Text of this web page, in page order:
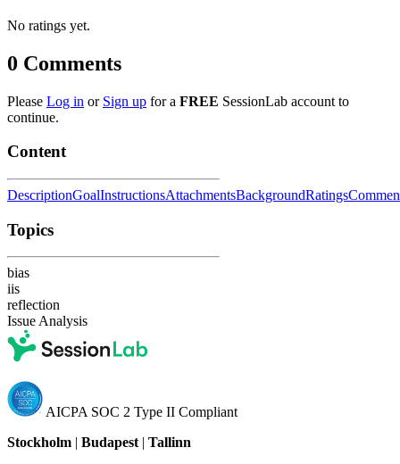
No ratings yet.
0 Comments
Please Log in or Sign up for a FREE SessionLab account to
continue.
Content
DescriptionGoalInstructionsAttachmentsBackgroundRatings
Topics
bias
iis
reflection
Issue Analysis
AICPA SOC 2 Type II Compliant
Stockholm
Budapest| Tallinn